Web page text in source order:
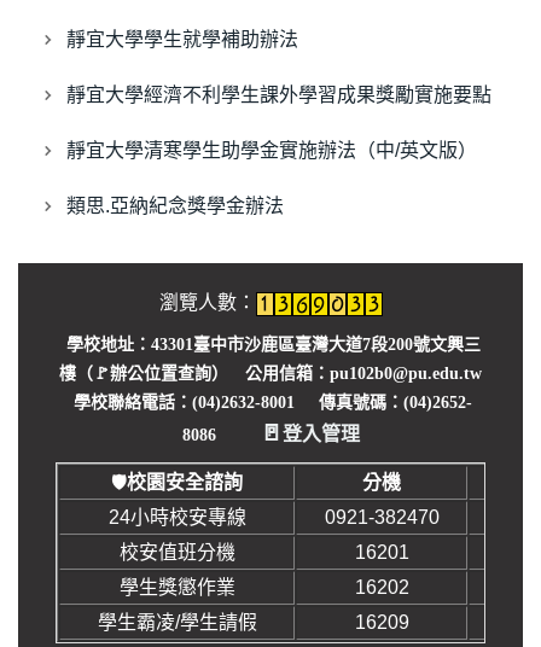
靜宜大學學生就學補助辦法
靜宜大學經濟不利學生課外學習成果獎勵實施要點
靜宜大學清寒學生助學金實施辦法（中/英文版）
類思.亞納紀念獎學金辦法
瀏覽人數：
學校地址：43301臺中市沙鹿區臺灣大道7段200號文興三
樓（🚩辦公位置查詢） 公用信箱：pu102b0@pu.edu.tw
學校聯絡電話：(04)2632-8001 傳真號碼：(04)2652-
8086
🚪 登入管理
🛡️校園安全諮詢
分機
24小時校安專線
0921-382470
校安值班分機
16201
學生獎懲作業
16202
學生霸凌/學生請假
16209